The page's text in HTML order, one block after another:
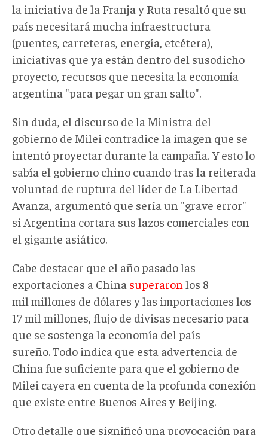
la iniciativa de la Franja y Ruta resaltó que su
país necesitará mucha infraestructura
(puentes, carreteras, energía, etcétera),
iniciativas que ya están dentro del susodicho
proyecto, recursos que necesita la economía
argentina "para pegar un gran salto".
Sin duda, el discurso de la Ministra del
gobierno de Milei contradice la imagen que se
intentó proyectar durante la campaña. Y esto lo
sabía el gobierno chino cuando tras la reiterada
voluntad de ruptura del líder de La Libertad
Avanza, argumentó que sería un "grave error"
si Argentina cortara sus lazos comerciales con
el gigante asiático.
Cabe destacar que el año pasado las
exportaciones a China superaron los 8
mil millones de dólares y las importaciones los
17 mil millones, flujo de divisas necesario para
que se sostenga la economía del país
sureño. Todo indica que esta advertencia de
China fue suficiente para que el gobierno de
Milei cayera en cuenta de la profunda conexión
que existe entre Buenos Aires y Beijing.
Otro detalle que significó una provocación para